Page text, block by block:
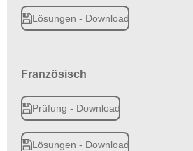
Lösungen - Download
Französisch
Prüfung - Download
Lösungen - Download